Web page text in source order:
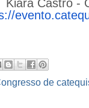
Kiara Castro -
evento.
de